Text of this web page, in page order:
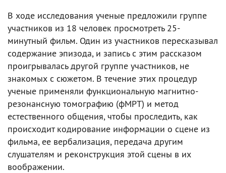
В ходе исследования ученые предложили группе
участников из 18 человек просмотреть 25-
минутный фильм. Один из участников пересказывал
содержание эпизода, и запись с этим рассказом
проигрывалась другой группе участников, не
знакомых с сюжетом. В течение этих процедур
ученые применяли функциональную магнитно-
резонансную томографию (фМРТ) и метод
естественного общения, чтобы проследить, как
происходит кодирование информации о сцене из
фильма, ее вербализация, передача другим
слушателям и реконструкция этой сцены в их
воображении.